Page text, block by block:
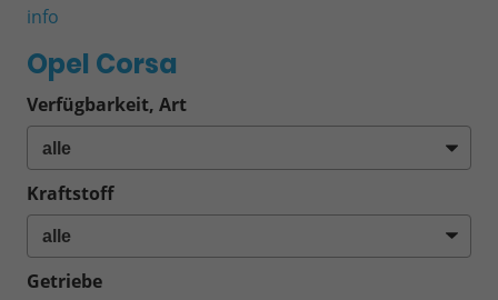
info
Opel Corsa
Verfügbarkeit, Art
Kraftstoff
Getriebe